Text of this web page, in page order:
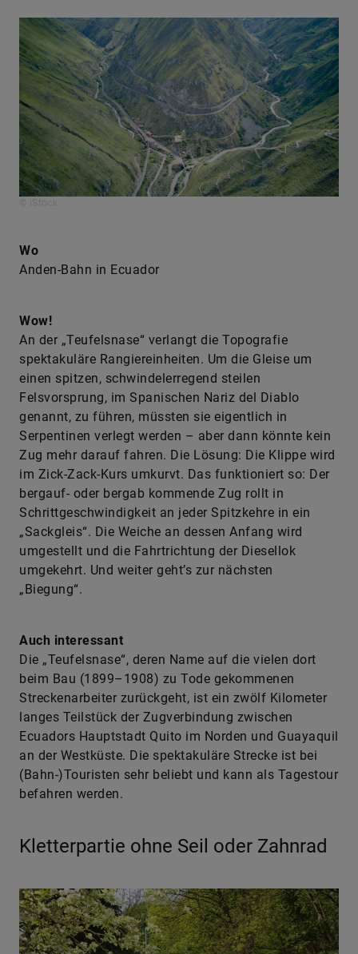
Wo
Anden-Bahn in Ecuador
Wow!
An der „Teufelsnase“ verlangt die Topografie
spektakuläre Rangiereinheiten. Um die Gleise um
einen spitzen, schwindelerregend steilen
Felsvorsprung, im Spanischen Nariz del Diablo
genannt, zu führen, müssten sie eigentlich in
Serpentinen verlegt werden – aber dann könnte kein
Zug mehr darauf fahren. Die Lösung: Die Klippe wird
im Zick-Zack-Kurs umkurvt. Das funktioniert so: Der
bergauf- oder bergab kommende Zug rollt in
Schrittgeschwindigkeit an jeder Spitzkehre in ein
„Sackgleis“. Die Weiche an dessen Anfang wird
umgestellt und die Fahrtrichtung der Diesellok
umgekehrt. Und weiter geht’s zur nächsten
„Biegung“.
Auch interessant
Die „Teufelsnase“, deren Name auf die vielen dort
beim Bau (1899–1908) zu Tode gekommenen
Streckenarbeiter zurückgeht, ist ein zwölf Kilometer
langes Teilstück der Zugverbindung zwischen
Ecuadors Hauptstadt Quito im Norden und Guayaquil
an der Westküste. Die spektakuläre Strecke ist bei
(Bahn-)Touristen sehr beliebt und kann als Tagestour
befahren werden.
Kletterpartie ohne Seil oder Zahnrad